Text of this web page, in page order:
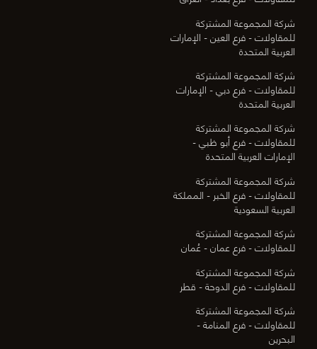
شركة المجموعة المشتركة
للمقاولات - فرع العين - الإمارات
العربية المتحدة
شركة المجموعة المشتركة
للمقاولات - فرع دبي - الإمارات
العربية المتحدة
شركة المجموعة المشتركة
للمقاولات - فرع أبو ظبي -
الإمارات العربية المتحدة
شركة المجموعة المشتركة
للمقاولات - فرع الخبر - المملكة
العربية السعودية
شركة المجموعة المشتركة
للمقاولات - فرع عمان - عُمان
شركة المجموعة المشتركة
للمقاولات - فرع الدوحة - قطر
شركة المجموعة المشتركة
للمقاولات - فرع المنامة -
البحرين